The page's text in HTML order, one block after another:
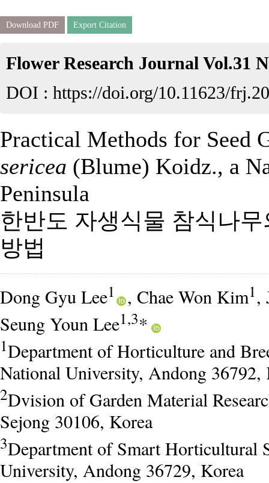
Download PDF Export Citation
Flower Research Journal Vol.31
DOI : https://doi.org/10.11623/
Practical Methods for Seed
sericea (Blume) Koidz., a
Peninsula
한반도 자생식물 참식나
방법
Dong Gyu Lee1 , Chae Won Kim1,
Seung Youn Lee1,3*
1Department of Horticulture and
National University, Andong 36792,
2Dvision of Garden Material
Sejong 30106, Korea
3Department of Smart Horticultural
University, Andong 36729, Korea